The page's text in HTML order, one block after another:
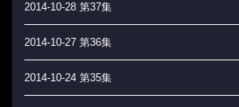
2014-10-28 第37集
2014-10-27 第36集
2014-10-24 第35集